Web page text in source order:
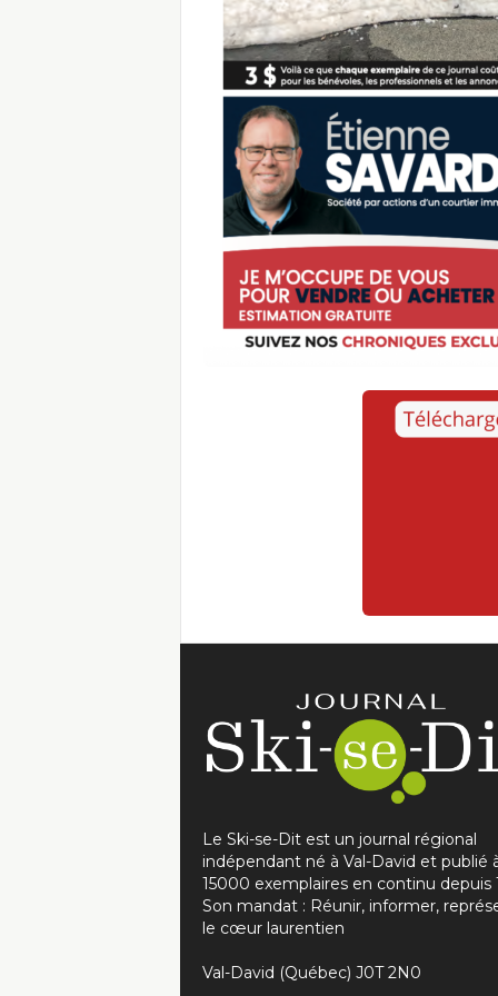
Le Ski-se-Dit est un journal régional
indépendant né à Val-David et publié
15000 exemplaires en continu depuis
Son mandat : Réunir, informer,
le cœur laurentien
Val-David (Québec) J0T 2N0